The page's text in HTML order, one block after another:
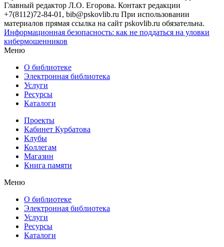
Главный редактор Л.О. Егорова. Контакт редакции
+7(8112)72-84-01, bib@pskovlib.ru При использовании
материалов прямая ссылка на сайт pskovlib.ru обязательна.
Информационная безопасность: как не поддаться на уловки
кибермошенников
Меню
О библиотеке
Электронная библиотека
Услуги
Ресурсы
Каталоги
Проекты
Кабинет Курбатова
Клубы
Коллегам
Магазин
Книга памяти
Меню
О библиотеке
Электронная библиотека
Услуги
Ресурсы
Каталоги